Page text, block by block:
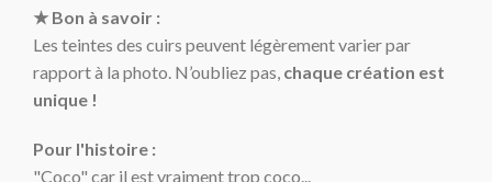
★ Bon à savoir :
Les teintes des cuirs peuvent légèrement varier par
rapport à la photo. N’oubliez pas, chaque création est
unique !
Pour l'histoire :
"Coco" car il est vraiment trop coco...